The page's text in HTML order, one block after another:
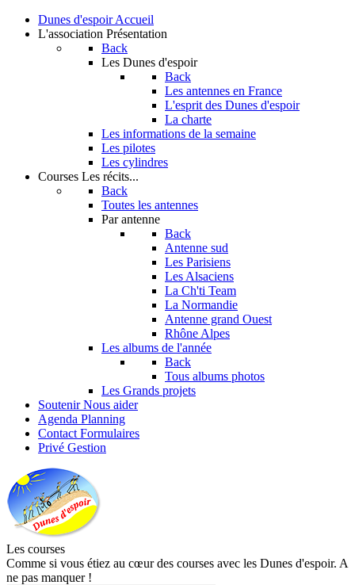
Dunes d'espoir Accueil
L'association Présentation
Back
Les Dunes d'espoir
Back
Les antennes en France
L'esprit des Dunes d'espoir
La charte
Les informations de la semaine
Les pilotes
Les cylindres
Courses Les récits...
Back
Toutes les antennes
Par antenne
Back
Antenne sud
Les Parisiens
Les Alsaciens
La Ch'ti Team
La Normandie
Antenne grand Ouest
Rhône Alpes
Les albums de l'année
Back
Tous albums photos
Les Grands projets
Soutenir Nous aider
Agenda Planning
Contact Formulaires
Privé Gestion
Les courses
Comme si vous étiez au cœur des courses avec les Dunes d'espoir. A
ne pas manquer !